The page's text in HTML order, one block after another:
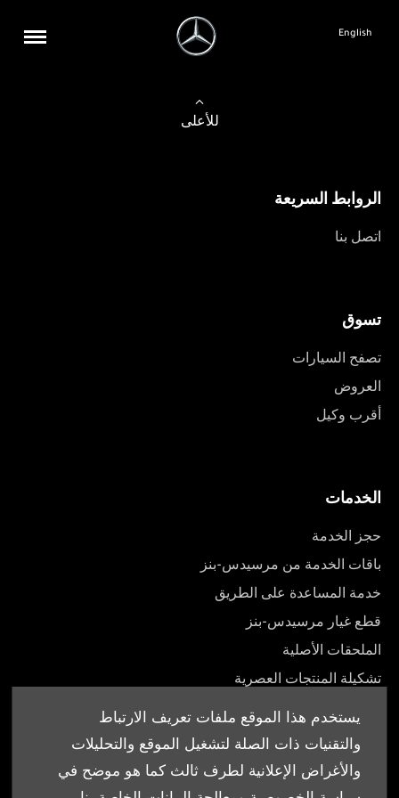
يستخدم هذا الموقع ملفات تعريف الارتباط
والتقنيات ذات الصلة لتشغيل الموقع والتحليلات
والأغراض الإعلانية لطرف ثالث كما هو موضح في
English
للأعلى
الروابط السريعة
اتصل بنا
تسوق
تصفح السيارات
العروض
أقرب وكيل
الخدمات
حجز الخدمة
باقات الخدمة من مرسيدس-بنز
خدمة المساعدة على الطريق
قطع غيار مرسيدس-بنز
الملحقات الأصلية
تشكيلة المنتجات العصرية